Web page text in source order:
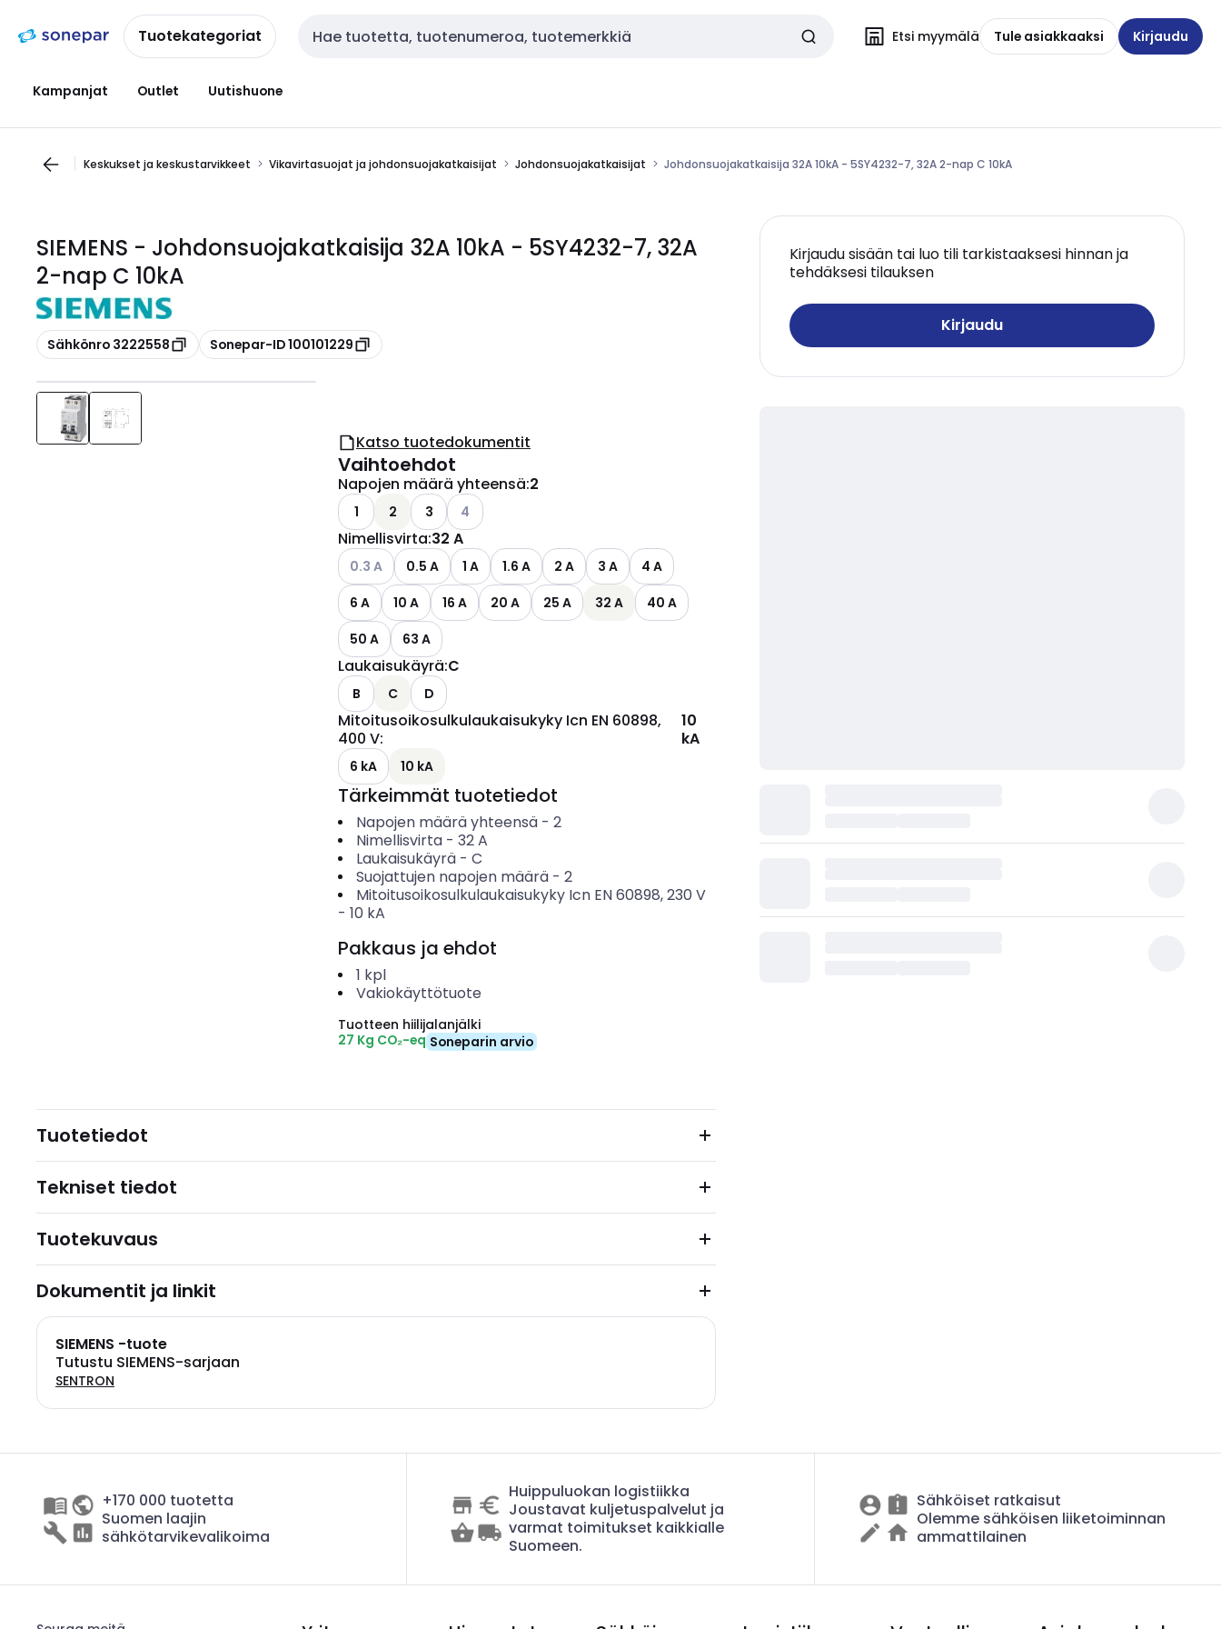
navigointiinsisältöönTuotekategoriat Haku Etsi myymälä Tule asiakkaaksi Kirjaudu
Kampanjat Outlet Uutishuone
Keskukset ja keskustarvikkeet Vikavirtasuojat ja johdonsuojakatkaisijat Johdonsuojakatkaisijat Johdonsuojakatkaisija 32A 10kA - 5SY4232-7, 32A 2-nap C 10kA
SIEMENS - Johdonsuojakatkaisija 32A 10kA - 5SY4232-7, 32A
2-nap C 10kA
Kopioi
Sähkönro 3222558 Kopioi
Sonepar-ID 100101229
Kirjaudu sisään tai luo tili tarkistaaksesi hinnan ja
tehdäksesi tilauksen
Kirjaudu
Katso tuotedokumentit
Vaihtoehdot
Napojen määrä yhteensä:2
1 2 3 Katso käytettävissä olevat vaihtoehdot
4
Nimellisvirta:32 A
Katso käytettävissä olevat vaihtoehdot
0.3 A 0.5 A 1 A 1.6 A 2 A 3 A
4 A
6 A
10 A 16 A 20 A 25 A 32 A
40 A
50 A
63 A
Laukaisukäyrä:C
B C D
Mitoitusoikosulkulaukaisukyky Icn EN 60898,
400 V:
10
kA
6 kA 10 kA
Tärkeimmät tuotetiedot
Napojen määrä yhteensä- 2
Nimellisvirta- 32A
Laukaisukäyrä- C
Suojattujen napojen määrä- 2
Mitoitusoikosulkulaukaisukyky Icn EN 60898, 230 V
- 10 kA
Pakkaus ja ehdot
1 kpl
Vakiokäyttötuote
Tuotteen hiilijalanjälki
27 Kg CO₂-eq Soneparin arvio
Tuotetiedot
Tekniset tiedot
Tuotekuvaus
Dokumentit ja linkit
SIEMENS -tuote
Tutustu SIEMENS-sarjaan
SENTRON
+170 000 tuotetta
Suomen laajin
sähkötarvikevalikoima
Huippuluokan logistiikka
Joustavat kuljetuspalvelut ja
varmat toimitukset kaikkialle
Suomeen.
Sähköiset ratkaisut
Olemme sähköisen liiketoiminnan
ammattilainen